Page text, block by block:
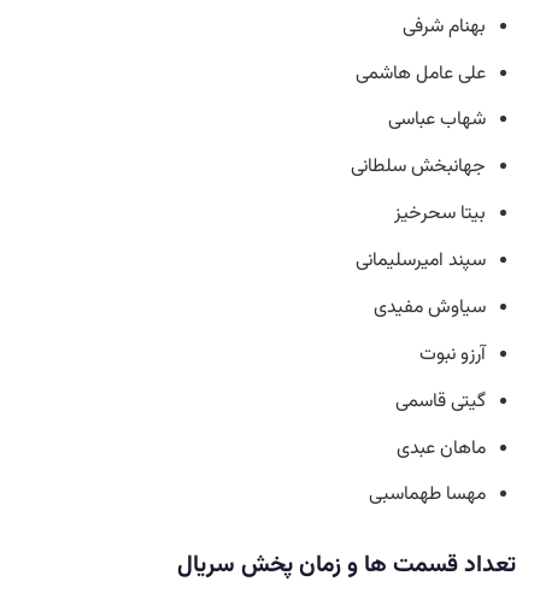
بهنام شرفی
علی عامل هاشمی
شهاب عباسی
جهانبخش سلطانی
بیتا سحرخیز
سپند امیرسلیمانی
سیاوش مفیدی
آرزو نبوت
گیتی قاسمی
ماهان عبدی
مهسا طهماسبی
تعداد قسمت ها و زمان پخش سریال